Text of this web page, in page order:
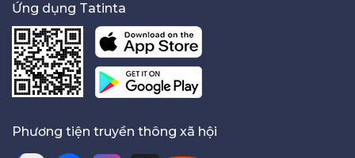
Ứng dụng Tatinta
Phương tiện truyền thông xã hội